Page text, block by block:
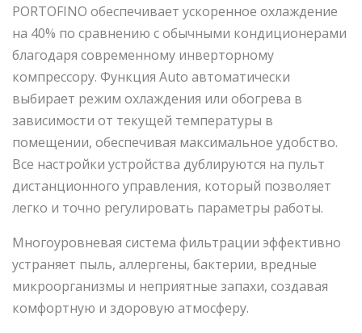
PORTOFINO обеспечивает ускоренное охлаждение
на 40% по сравнению с обычными кондиционерами
благодаря современному инверторному
компрессору. Функция Auto автоматически
выбирает режим охлаждения или обогрева в
зависимости от текущей температуры в
помещении, обеспечивая максимальное удобство.
Все настройки устройства дублируются на пульт
дистанционного управления, который позволяет
легко и точно регулировать параметры работы.
Многоуровневая система фильтрации эффективно
устраняет пыль, аллергены, бактерии, вредные
микроорганизмы и неприятные запахи, создавая
комфортную и здоровую атмосферу.